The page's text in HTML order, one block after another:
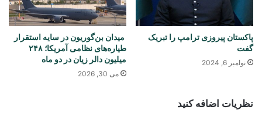
پاکستان پیروزی ترامپ را تبریک
گفت
نوامبر 6, 2024
میدان بن‌گوریون در سایه استقرار
طیاره‌های نظامی آمریکا؛ ۲۴۸
میلیون دالر زیان در دو ماه
می 30, 2026
نظریات اضافه کنید